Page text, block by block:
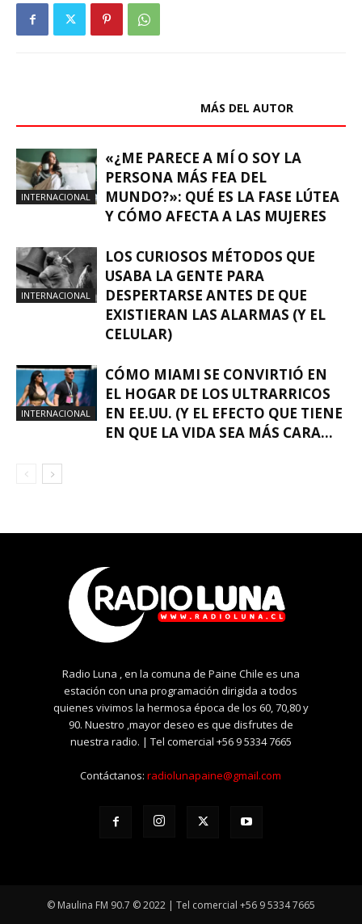
MÁS DEL AUTOR
INTERNACIONAL
«¿ME PARECE A MÍ O SOY LA
PERSONA MÁS FEA DEL
MUNDO?»: QUÉ ES LA FASE LÚTEA
Y CÓMO AFECTA A LAS MUJERES
INTERNACIONAL
LOS CURIOSOS MÉTODOS QUE
USABA LA GENTE PARA
DESPERTARSE ANTES DE QUE
EXISTIERAN LAS ALARMAS (Y EL
CELULAR)
INTERNACIONAL
CÓMO MIAMI SE CONVIRTIÓ EN
EL HOGAR DE LOS ULTRARRICOS
EN EE.UU. (Y EL EFECTO QUE TIENE
EN QUE LA VIDA SEA MÁS CARA...
Radio Luna , en la comuna de Paine Chile es una
estación con una programación dirigida a todos
quienes vivimos la hermosa época de los 60, 70,80 y
90. Nuestro ,mayor deseo es que disfrutes de
nuestra radio. | Tel comercial +56 9 5334 7665
Contáctanos:radiolunapaine@gmail.com
© Maulina FM 90.7 © 2022 | Tel comercial +56 9 5334 7665